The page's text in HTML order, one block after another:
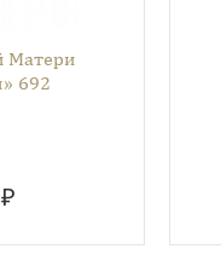
Матери
692